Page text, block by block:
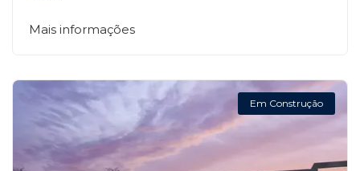
Mais informações
Em Construção